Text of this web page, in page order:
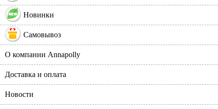
Новинки
Самовывоз
О компании Annapolly
Доставка и оплата
Новости